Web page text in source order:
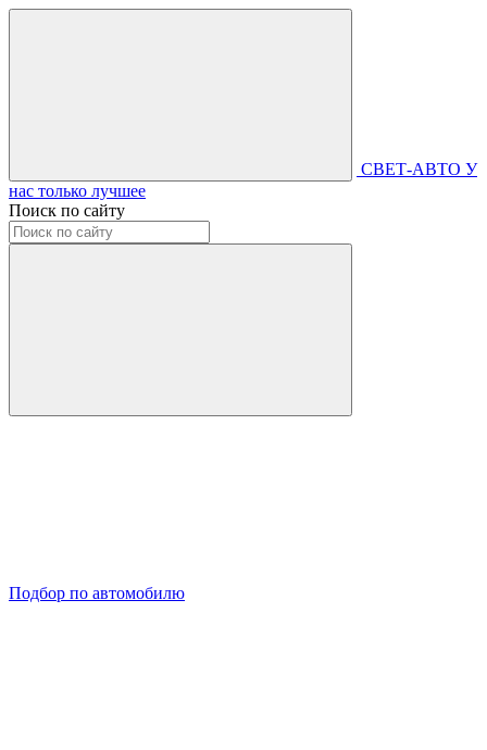
СВЕТ-АВТО У
нас только лучшее
Поиск по сайту
Подбор по автомобилю